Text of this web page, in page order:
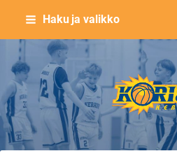
Siirry
sisältöön
Haku ja valikko